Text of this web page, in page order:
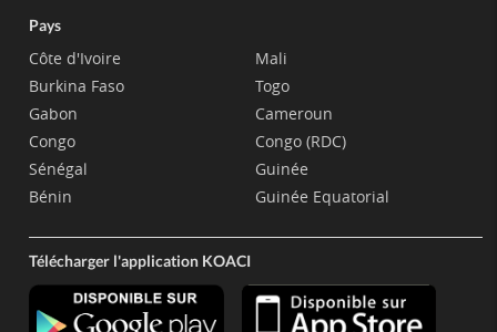
Pays
Côte d'Ivoire
Burkina Faso
Gabon
Congo
Sénégal
Bénin
Mali
Togo
Cameroun
Congo (RDC)
Guinée
Guinée Equatorial
Télécharger l'application KOACI